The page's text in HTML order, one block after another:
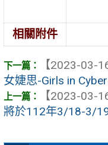
相關附件
【2023-03-
女婕思-Girls in
【2023-03-
將於112年3/18-3/